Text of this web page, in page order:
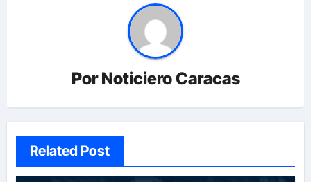
PorNoticiero Caracas
Related Post